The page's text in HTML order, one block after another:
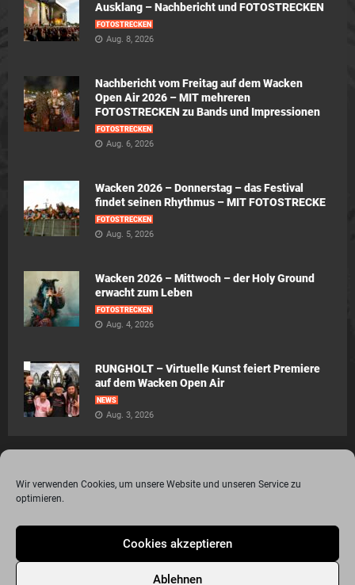
Wir verwenden Cookies, um unsere Website und unseren Service zu
optimieren.
Cookies akzeptieren
Ablehnen
Ausklang – Nachbericht und FOTOSTRECKEN
FOTOSTRECKEN
Aug. 8, 2026
Nachbericht vom Freitag auf dem Wacken
Open Air 2026 – MIT mehreren
FOTOSTRECKEN zu Bands und Impressionen
FOTOSTRECKEN
Aug. 6, 2026
Wacken 2026 – Donnerstag – das Festival
findet seinen Rhythmus – MIT FOTOSTRECKE
FOTOSTRECKEN
Aug. 5, 2026
Wacken 2026 – Mittwoch – der Holy Ground
erwacht zum Leben
FOTOSTRECKEN
Aug. 4, 2026
RUNGHOLT – Virtuelle Kunst feiert Premiere
auf dem Wacken Open Air
NEWS
Aug. 3, 2026
Unterstützung von the surface new media gmbh